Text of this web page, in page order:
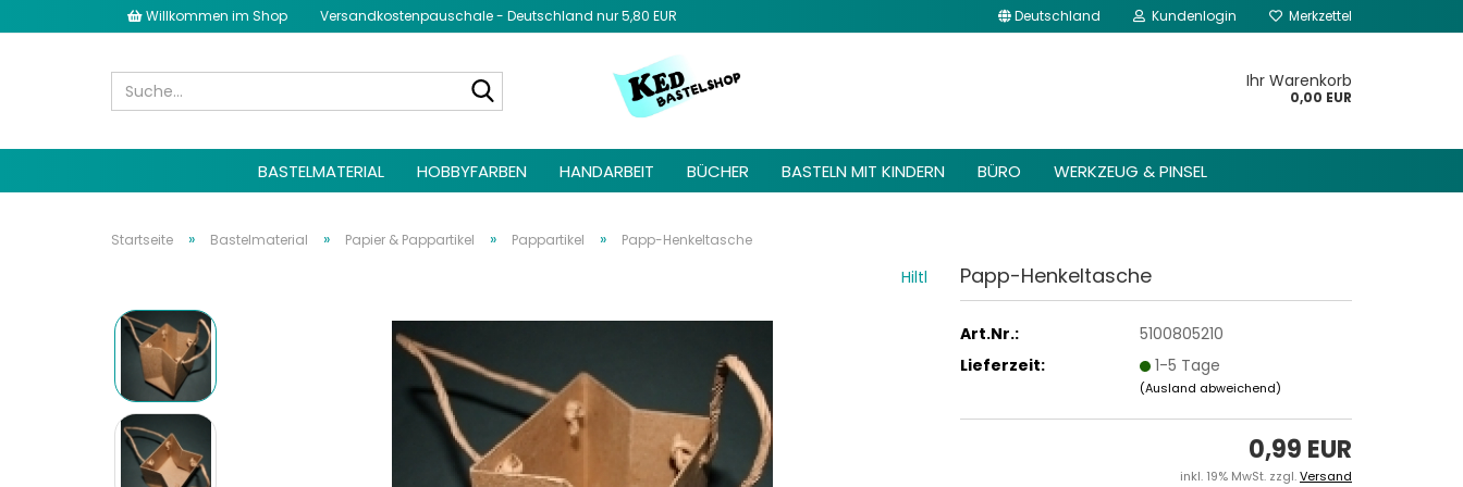
Willkommen im Shop Versandkostenpauschale - Deutschland nur 5,80 EUR Deutschland Kundenlogin Merkzettel
Ihr Warenkorb
0,00 EUR
BASTELMATERIAL HOBBYFARBEN HANDARBEIT BÜCHER BASTELN MIT KINDERN BÜRO WERKZEUG & PINSEL
Startseite » Bastelmaterial » Papier & Pappartikel » Pappartikel » Papp-Henkeltasche
Hiltl Papp-Henkeltasche
Art.Nr.:
5100805210
Lieferzeit:
1-5 Tage
(Ausland abweichend)
0,99 EUR
inkl. 19% MwSt. zzgl.Versand